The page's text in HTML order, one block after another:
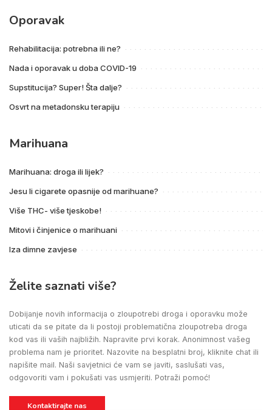
Oporavak
Rehabilitacija: potrebna ili ne?
Nada i oporavak u doba COVID-19
Supstitucija? Super! Šta dalje?
Osvrt na metadonsku terapiju
Marihuana
Marihuana: droga ili lijek?
Jesu li cigarete opasnije od marihuane?
Više THC- više tjeskobe!
Mitovi i činjenice o marihuani
Iza dimne zavjese
Želite saznati više?
Dobijanje novih informacija o zloupotrebi droga i oporavku može
uticati da se pitate da li postoji problematična zloupotreba droga
kod vas ili vaših najbližih. Napravite prvi korak. Anonimnost vašeg
problema nam je prioritet. Nazovite na besplatni broj, kliknite chat ili
napišite mail. Naši savjetnici će vam se javiti, saslušati vas,
odgovoriti vam i pokušati vas usmjeriti. Potraži pomoć!
Kontaktirajte nas